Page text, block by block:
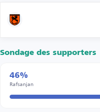
Sondage des supporters
46%
Rafsanjan